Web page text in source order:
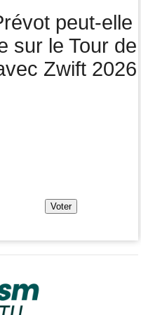
peut-elle
sur le Tour de
Zwift 2026